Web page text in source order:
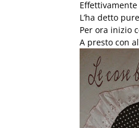
L’ha detto
Per ora inizio
A presto con